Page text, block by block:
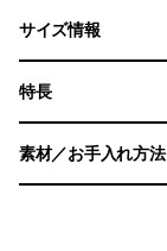
サイズ情報
特長
素材／お手入れ方法